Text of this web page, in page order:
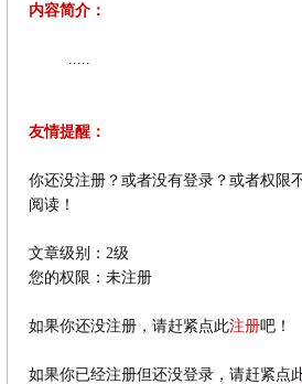
内容简介：
.....
友情提醒：
你还没注册？或者没有登录？或者权限
阅读！
文章级别：2级
您的权限：未注册
如果你还没注册，请赶紧点此注册吧！
如果你已经注册但还没登录，请赶紧点